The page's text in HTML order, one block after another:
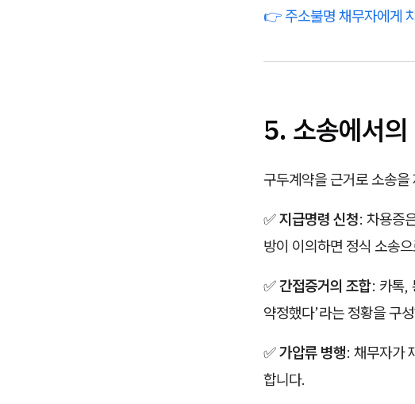
👉 주소불명 채무자에게
5. 소송에서
구두계약을 근거로 소송
✅지급명령 신청: 차용증
방이 이의하면 정식 소송
✅간접증거의 조합: 카톡,
약정했다’라는 정황을 구
✅가압류 병행: 채무자가
합니다.